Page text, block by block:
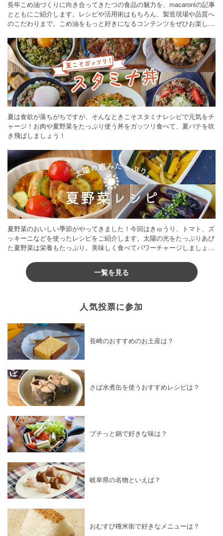
長年こめ油づくりに向き合ってきたつの食品の魅力を、macaroniの記事
とともにご紹介します。レシピや活用術はもちろん、製造現場や品質へ
のこだわりまで。こめ油をもっと好きになるコンテンツをぜひお楽しみ
夏は食欲が落ちがちですが、そんなときこそスタミナレシピで元気をチ
ャージ！お肉や夏野菜をたっぷり使う丼をガッツリ食べて、夏バテを吹
き飛ばしましょう！
夏野菜のおいしい季節がやってきました！今回はきゅうり、トマト、ズ
ッキーニなどを使ったレシピをご紹介します。太陽の光をたっぷりあび
た夏野菜は栄養もたっぷり。美味しく食べてパワーチャージしましょう
一覧を見る
人気投票に参加
長崎のおすすめのお土産は？
さば水煮缶を使うおすすめレシピは？
プチっと鍋で好きな味は？
岐阜県の名物といえば？
おむすび権米衛で好きなメニューは？